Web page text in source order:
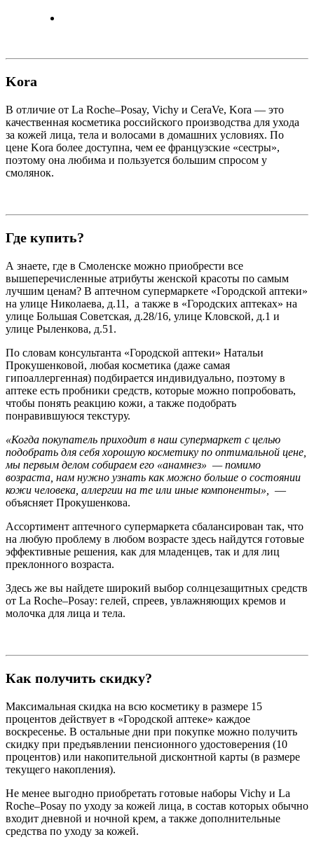
Kora
В отличие от La Roche–Posay, Vichy и CeraVe, Kora — это
качественная косметика российского производства для ухода
за кожей лица, тела и волосами в домашних условиях. По
цене Kora более доступна, чем ее французские «сестры»,
поэтому она любима и пользуется большим спросом у
смолянок.
Где купить?
А знаете, где в Смоленске можно приобрести все
вышеперечисленные атрибуты женской красоты по самым
лучшим ценам? В аптечном супермаркете «Городской аптеки»
на улице Николаева, д.11, а также в «Городских аптеках» на
улице Большая Советская, д.28/16, улице Кловской, д.1 и
улице Рыленкова, д.51.
По словам консультанта «Городской аптеки» Натальи
Прокушенковой, любая косметика (даже самая
гипоаллергенная) подбирается индивидуально, поэтому в
аптеке есть пробники средств, которые можно попробовать,
чтобы понять реакцию кожи, а также подобрать
понравившуюся текстуру.
«Когда покупатель приходит в наш супермаркет с целью
подобрать для себя хорошую косметику по оптимальной цене,
мы первым делом собираем его «анамнез» — помимо
возраста, нам нужно узнать как можно больше о состоянии
кожи человека, аллергии на те или иные компоненты», —
объясняет Прокушенкова.
Ассортимент аптечного супермаркета сбалансирован так, что
на любую проблему в любом возрасте здесь найдутся готовые
эффективные решения, как для младенцев, так и для лиц
преклонного возраста.
Здесь же вы найдете широкий выбор солнцезащитных средств
от La Roche–Posay: гелей, спреев, увлажняющих кремов и
молочка для лица и тела.
Как получить скидку?
Максимальная скидка на всю косметику в размере 15
процентов действует в «Городской аптеке» каждое
воскресенье. В остальные дни при покупке можно получить
скидку при предъявлении пенсионного удостоверения (10
процентов) или накопительной дисконтной карты (в размере
текущего накопления).
Не менее выгодно приобретать готовые наборы Vichy и La
Roche–Posay по уходу за кожей лица, в состав которых обычно
входит дневной и ночной крем, а также дополнительные
средства по уходу за кожей.